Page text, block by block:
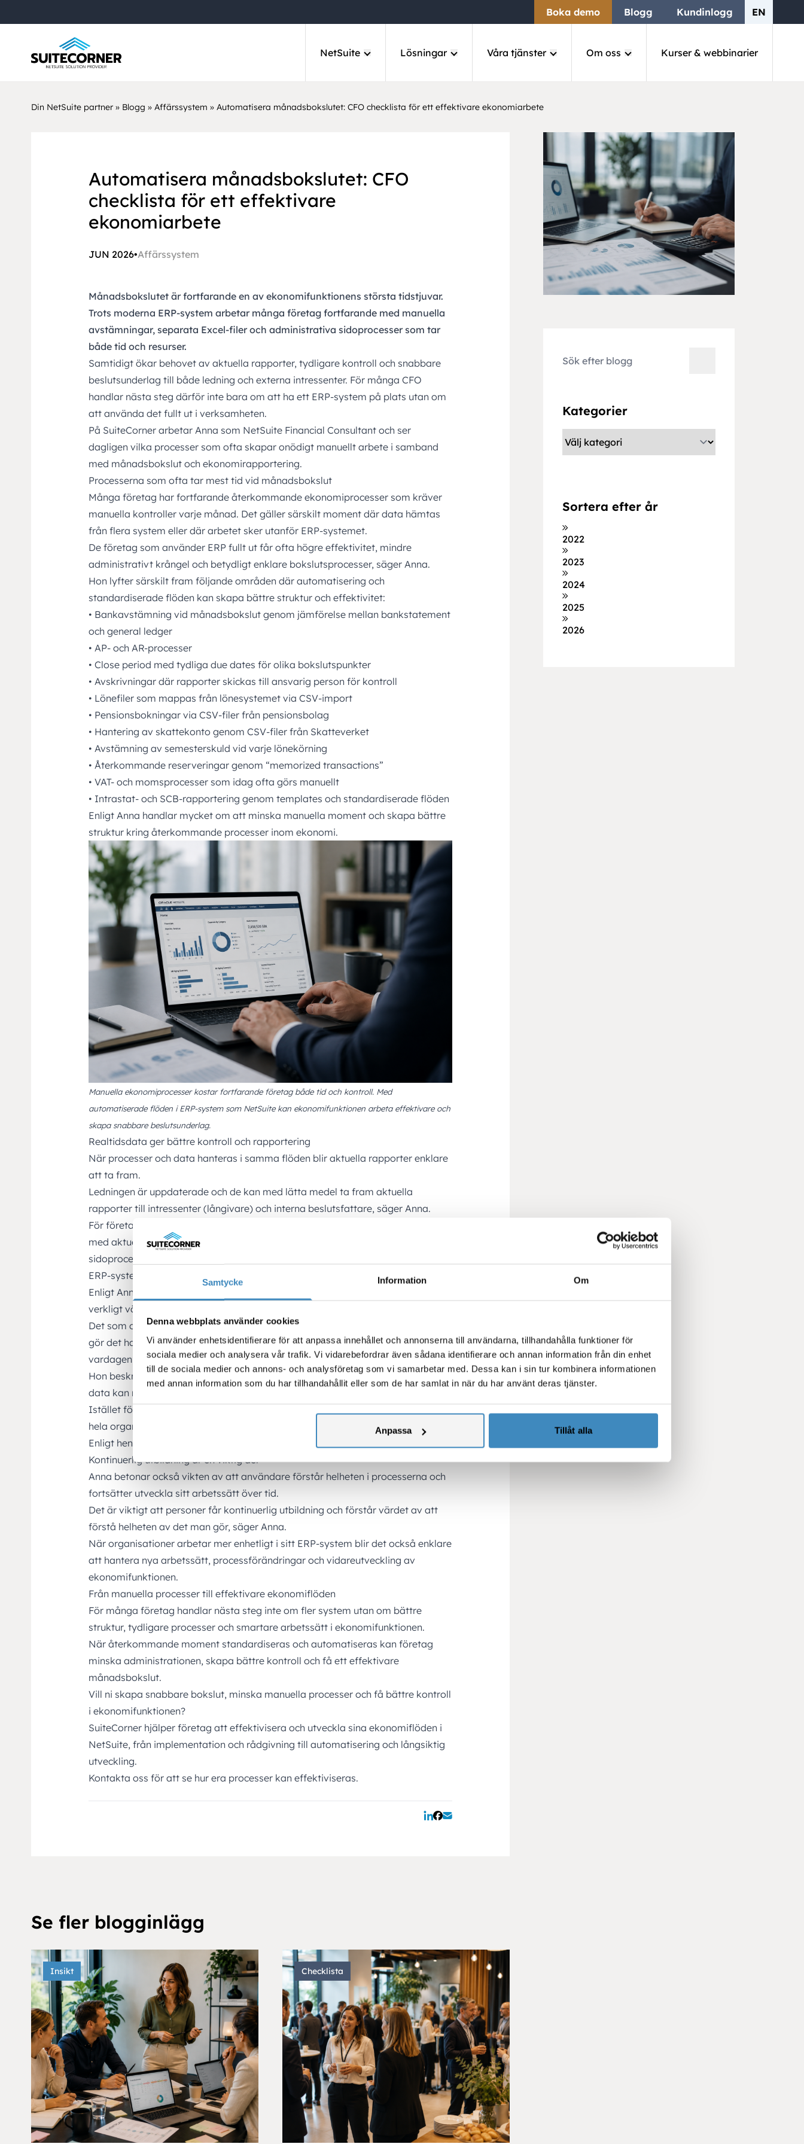
Samtycke Information Om
Denna webbplats använder cookies
Vi använder enhetsidentifierare för att anpassa innehållet och annonserna till användarna, tillhandahålla funktioner för
sociala medier och analysera vår trafik. Vi vidarebefordrar även sådana identifierare och annan information från din enhet
till de sociala medier och annons- och analysföretag som vi samarbetar med. Dessa kan i sin tur kombinera informationen
med annan information som du har tillhandahållit eller som de har samlat in när du har använt deras tjänster.
Anpassa Tillåt alla
Boka demo Blogg Kundinlogg EN
NetSuite Lösningar Våra tjänster Om oss Kurser & webbinarier
Din NetSuite partner » Blogg » Affärssystem » Automatisera månadsbokslutet: CFO checklista för ett effektivare ekonomiarbete
Automatisera månadsbokslutet: CFO
checklista för ett effektivare
ekonomiarbete
JUN 2026•Affärssystem
Månadsbokslutet är fortfarande en av ekonomifunktionens största tidstjuvar.
Trots moderna ERP-system arbetar många företag fortfarande med manuella
avstämningar, separata Excel-filer och administrativa sidoprocesser som tar
både tid och resurser.
Samtidigt ökar behovet av aktuella rapporter, tydligare kontroll och snabbare
beslutsunderlag till både ledning och externa intressenter. För många CFO
handlar nästa steg därför inte bara om att ha ett ERP-system på plats utan om
att använda det fullt ut i verksamheten.
På SuiteCorner arbetar Anna som NetSuite Financial Consultant och ser
dagligen vilka processer som ofta skapar onödigt manuellt arbete i samband
med månadsbokslut och ekonomirapportering.
Processerna som ofta tar mest tid vid månadsbokslut
Många företag har fortfarande återkommande ekonomiprocesser som kräver
manuella kontroller varje månad. Det gäller särskilt moment där data hämtas
från flera system eller där arbetet sker utanför ERP-systemet.
De företag som använder ERP fullt ut får ofta högre effektivitet, mindre
administrativt krångel och betydligt enklare bokslutsprocesser, säger Anna.
Hon lyfter särskilt fram följande områden där automatisering och
standardiserade flöden kan skapa bättre struktur och effektivitet:
• Bankavstämning vid månadsbokslut genom jämförelse mellan bankstatement
och general ledger
• AP- och AR-processer
• Close period med tydliga due dates för olika bokslutspunkter
• Avskrivningar där rapporter skickas till ansvarig person för kontroll
• Lönefiler som mappas från lönesystemet via CSV-import
• Pensionsbokningar via CSV-filer från pensionsbolag
• Hantering av skattekonto genom CSV-filer från Skatteverket
• Avstämning av semesterskuld vid varje lönekörning
• Återkommande reserveringar genom “memorized transactions”
• VAT- och momsprocesser som idag ofta görs manuellt
• Intrastat- och SCB-rapportering genom templates och standardiserade flöden
Enligt Anna handlar mycket om att minska manuella moment och skapa bättre
struktur kring återkommande processer inom ekonomi.
Manuella ekonomiprocesser kostar fortfarande företag både tid och kontroll. Med
automatiserade flöden i ERP-system som NetSuite kan ekonomifunktionen arbeta effektivare och
skapa snabbare beslutsunderlag.
Realtidsdata ger bättre kontroll och rapportering
När processer och data hanteras i samma flöden blir aktuella rapporter enklare
att ta fram.
Ledningen är uppdaterade och de kan med lätta medel ta fram aktuella
rapporter till intressenter (långivare) och interna beslutsfattare, säger Anna.
För företag innebär det bättre förutsättningar att följa verksamheten och arbeta
med aktuell information istället för manuella sammanställningar och
sidoprocesser.
ERP-system handlar inte bara om teknik
Enligt Anna är det sällan själva ERP-systemet som avgör om företag får ut
verkligt värde av sin investering.
Det som ofta skiljer företag som får verkligt värde av sitt ERP från de som inte
gör det handlar sällan om själva systemet utan om hur väl det används i
vardagen, säger Anna.
Hon beskriver också hur företag som arbetar i samma flöden och med samma
data kan minska behovet av manuella sidoprocesser och parallella Excel-filer.
Istället för att jobba i parallella Excel-filer och manuella sidoprocesser arbetar
hela organisationen i samma flöden och med samma data, säger Anna.
Enligt henne skapar det bättre kontroll, färre fel och sparar mycket tid.
Kontinuerlig utbildning är en viktig del
Anna betonar också vikten av att användare förstår helheten i processerna och
fortsätter utveckla sitt arbetssätt över tid.
Det är viktigt att personer får kontinuerlig utbildning och förstår värdet av att
förstå helheten av det man gör, säger Anna.
När organisationer arbetar mer enhetligt i sitt ERP-system blir det också enklare
att hantera nya arbetssätt, processförändringar och vidareutveckling av
ekonomifunktionen.
Från manuella processer till effektivare ekonomiflöden
För många företag handlar nästa steg inte om fler system utan om bättre
struktur, tydligare processer och smartare arbetssätt i ekonomifunktionen.
När återkommande moment standardiseras och automatiseras kan företag
minska administrationen, skapa bättre kontroll och få ett effektivare
månadsbokslut.
Vill ni skapa snabbare bokslut, minska manuella processer och få bättre kontroll
i ekonomifunktionen?
SuiteCorner hjälper företag att effektivisera och utveckla sina ekonomiflöden i
NetSuite, från implementation och rådgivning till automatisering och långsiktig
utveckling.
Kontakta oss för att se hur era processer kan effektiviseras.
Kategorier
Sortera efter år
2022
2023
2024
2025
2026
Se fler blogginlägg
Insikt Checklista